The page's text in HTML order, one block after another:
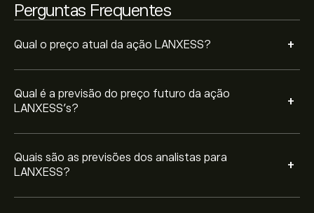
Perguntas Frequentes
Qual o preço atual da ação LANXESS? +
Qual é a previsão do preço futuro da ação
LANXESS’s?
+
Quais são as previsões dos analistas para
LANXESS?
+
Venda moderada.